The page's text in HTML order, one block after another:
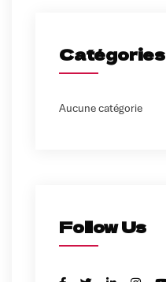
Catégories
Aucune catégorie
Follow Us